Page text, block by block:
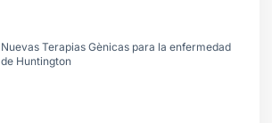
Nuevas Terapias Gènicas para la enfermedad
de Huntington